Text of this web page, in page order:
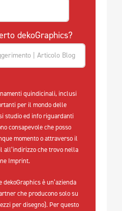
dekoGraphics?
quindicinali, inclusi
per il mondo delle
studio ed info riguardanti
consapevole che posso
momento o attraverso il
all’indirizzo che trovo nella
Imprint.
dekoGraphics è un’azienda
che producono solo su
per disegno). Per questo